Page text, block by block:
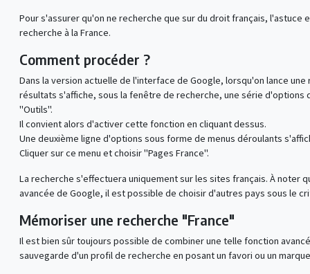
Pour s'assurer qu'on ne recherche que sur du droit français, l'astuce
recherche à la France.
Comment procéder ?
Dans la version actuelle de l'interface de Google, lorsqu'on lance
résultats s'affiche, sous la fenêtre de recherche, une série d'options
"Outils".
Il convient alors d'activer cette fonction en cliquant dessus.
Une deuxième ligne d'options sous forme de menus déroulants
Cliquer sur ce menu et choisir "Pages France".
La recherche s'effectuera uniquement sur les sites français. À noter
avancée de Google, il est possible de choisir d'autres pays sous le
Mémoriser une recherche "France"
Il est bien sûr toujours possible de combiner une telle fonction
sauvegarde d'un profil de recherche en posant un favori ou un